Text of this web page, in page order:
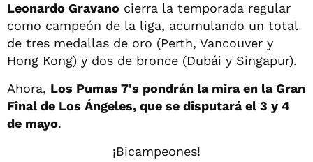
Leonardo Gravano cierra la temporada regular
como campeón de la liga, acumulando un total
de tres medallas de oro (Perth, Vancouver y
Hong Kong) y dos de bronce (Dubái y Singapur).
Ahora, Los Pumas 7's pondrán la mira en la Gran
Final de Los Ángeles, que se disputará el 3 y 4
de mayo.
¡Bicampeones!